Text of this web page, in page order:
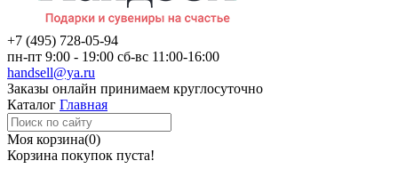
+7 (495) 728-05-94
пн-пт 9:00 - 19:00 сб-вс 11:00-16:00
handsell@ya.ru
Заказы онлайн принимаем круглосуточно
Каталог Главная
Моя корзина(0)
Корзина покупок пуста!